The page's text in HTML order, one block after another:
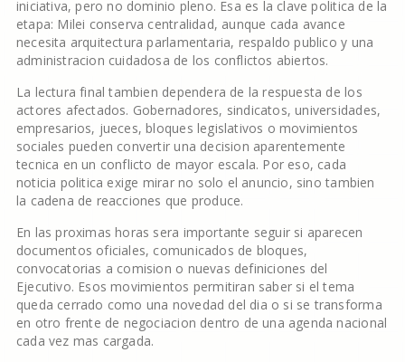
iniciativa, pero no dominio pleno. Esa es la clave politica de la
etapa: Milei conserva centralidad, aunque cada avance
necesita arquitectura parlamentaria, respaldo publico y una
administracion cuidadosa de los conflictos abiertos.
La lectura final tambien dependera de la respuesta de los
actores afectados. Gobernadores, sindicatos, universidades,
empresarios, jueces, bloques legislativos o movimientos
sociales pueden convertir una decision aparentemente
tecnica en un conflicto de mayor escala. Por eso, cada
noticia politica exige mirar no solo el anuncio, sino tambien
la cadena de reacciones que produce.
En las proximas horas sera importante seguir si aparecen
documentos oficiales, comunicados de bloques,
convocatorias a comision o nuevas definiciones del
Ejecutivo. Esos movimientos permitiran saber si el tema
queda cerrado como una novedad del dia o si se transforma
en otro frente de negociacion dentro de una agenda nacional
cada vez mas cargada.